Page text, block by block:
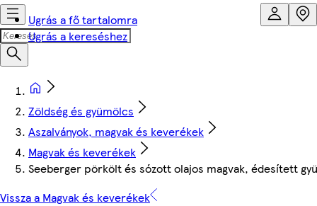
Ugrás a fő tartalomra
Ugrás a kereséshez
Zöldség és gyümölcs
Aszalványok, magvak és keverékek
Magvak és keverékek
Seeberger pörkölt és sózott olajos magvak, édesített
Vissza a Magvak és keverékek